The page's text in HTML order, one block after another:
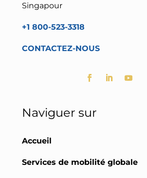
Singapour
+1 800-523-3318
CONTACTEZ-NOUS
Naviguer sur
Accueil
Services de mobilité globale